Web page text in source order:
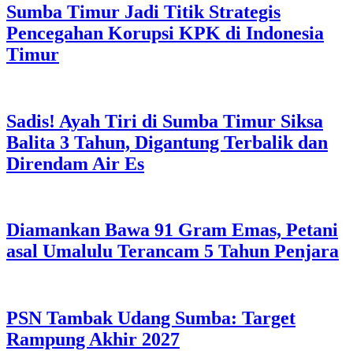
Sumba Timur Jadi Titik Strategis
Pencegahan Korupsi KPK di Indonesia
Timur
Sadis! Ayah Tiri di Sumba Timur Siksa
Balita 3 Tahun, Digantung Terbalik dan
Direndam Air Es
Diamankan Bawa 91 Gram Emas, Petani
asal Umalulu Terancam 5 Tahun Penjara
PSN Tambak Udang Sumba: Target
Rampung Akhir 2027